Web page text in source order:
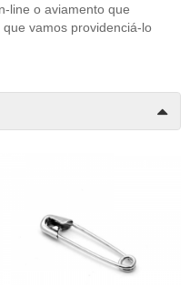
line o aviamento que
que vamos providenciá-lo